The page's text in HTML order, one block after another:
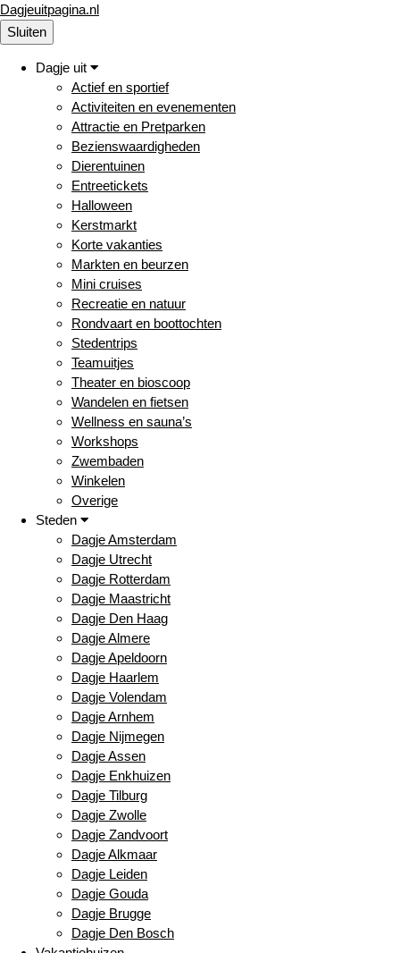
Dagjeuitpagina.nl
Sluiten
Dagje uit
Actief en sportief
Activiteiten en evenementen
Attractie en Pretparken
Bezienswaardigheden
Dierentuinen
Entreetickets
Halloween
Kerstmarkt
Korte vakanties
Markten en beurzen
Mini cruises
Recreatie en natuur
Rondvaart en boottochten
Stedentrips
Teamuitjes
Theater en bioscoop
Wandelen en fietsen
Wellness en sauna’s
Workshops
Zwembaden
Winkelen
Overige
Steden
Dagje Amsterdam
Dagje Utrecht
Dagje Rotterdam
Dagje Maastricht
Dagje Den Haag
Dagje Almere
Dagje Apeldoorn
Dagje Haarlem
Dagje Volendam
Dagje Arnhem
Dagje Nijmegen
Dagje Assen
Dagje Enkhuizen
Dagje Tilburg
Dagje Zwolle
Dagje Zandvoort
Dagje Alkmaar
Dagje Leiden
Dagje Gouda
Dagje Brugge
Dagje Den Bosch